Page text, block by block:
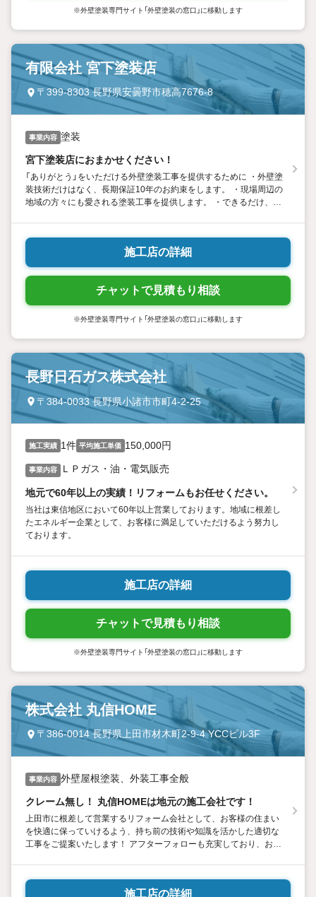
※外壁塗装専門サイト「外壁塗装の窓口」に移動します
有限会社 宮下塗装店
〒399-8303 長野県安曇野市穂高7676-8
事業内容 塗装
宮下塗装店におまかせください！
「ありがとう」をいただける外壁塗装工事を提供するために ・外壁塗
装技術だけはなく、長期保証10年のお約束をします。 ・現場周辺の
地域の方々にも愛される塗装工事を提供します。 ・できるだけ、短
施工店の詳細
チャットで見積もり相談
※外壁塗装専門サイト「外壁塗装の窓口」に移動します
長野日石ガス株式会社
〒384-0033 長野県小諸市市町4-2-25
施工実績 1件 平均施工単価 150,000円
事業内容 ＬＰガス・油・電気販売
地元で60年以上の実績！リフォームもお任せください。
当社は東信地区において60年以上営業しております。地域に根差し
たエネルギー企業として、お客様に満足していただけるよう努力し
ております。
施工店の詳細
チャットで見積もり相談
※外壁塗装専門サイト「外壁塗装の窓口」に移動します
株式会社 丸信HOME
〒386-0014 長野県上田市材木町2-9-4 YCCビル3F
事業内容 外壁屋根塗装、外装工事全般
クレーム無し！ 丸信HOMEは地元の施工会社です！
上田市に根差して営業するリフォーム会社として、お客様の住まい
を快適に保っていけるよう、持ち前の技術や知識を活かした適切な
工事をご提案いたします！ アフターフォローも充実しており、お客
施工店の詳細